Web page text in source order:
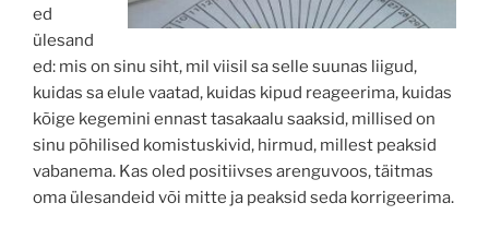
ed
ülesand
ed: mis on sinu siht, mil viisil sa selle suunas liigud,
kuidas sa elule vaatad, kuidas kipud reageerima, kuidas
kõige kegemini ennast tasakaalu saaksid, millised on
sinu põhilised komistuskivid, hirmud, millest peaksid
vabanema. Kas oled positiivses arenguvoos, täitmas
oma ülesandeid või mitte ja peaksid seda korrigeerima.